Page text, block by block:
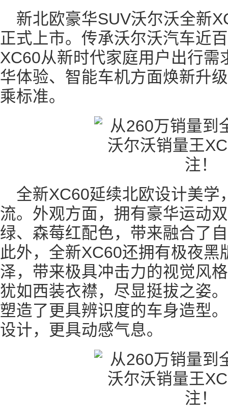
新北欧豪华SUV沃尔沃全新
正式上市。传承沃尔沃汽车近
XC60从新时代家庭用户出行需
华体验、智能车机方面焕新升
乘标准。
全新XC60延续北欧设计美学
流。外观方面，拥有豪华运动
绿、森莓红配色，带来融合了
此外，全新XC60还拥有极夜黑
泽，带来极具冲击力的视觉风
犹如西装衣襟，尽显挺拔之姿
塑造了更具辨识度的车身造型
设计，更具动感气息。